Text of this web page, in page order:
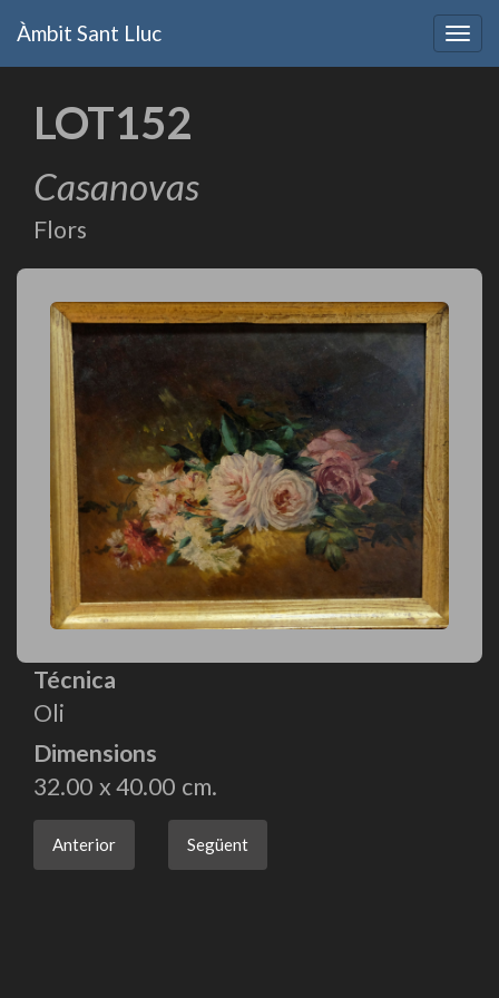
Àmbit Sant Lluc
LOT152
Casanovas
Flors
Técnica
Oli
Dimensions
32.00
40.00
Anterior Següent